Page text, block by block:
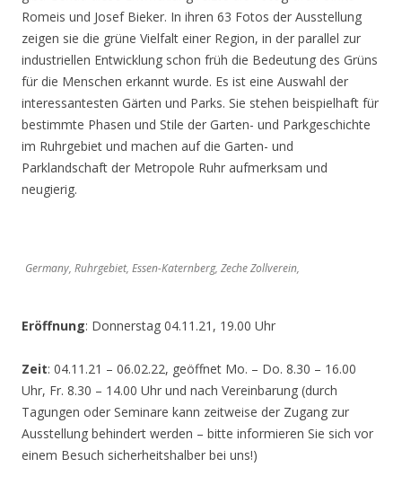
Romeis und Josef Bieker. In ihren 63 Fotos der Ausstellung
zeigen sie die grüne Vielfalt einer Region, in der parallel zur
industriellen Entwicklung schon früh die Bedeutung des Grüns
für die Menschen erkannt wurde. Es ist eine Auswahl der
interessantesten Gärten und Parks. Sie stehen beispielhaft für
bestimmte Phasen und Stile der Garten- und Parkgeschichte
im Ruhrgebiet und machen auf die Garten- und
Parklandschaft der Metropole Ruhr aufmerksam und
neugierig.
Germany, Ruhrgebiet, Essen-Katernberg, Zeche Zollverein,
Eröffnung: Donnerstag 04.11.21, 19.00 Uhr
Zeit: 04.11.21 – 06.02.22, geöffnet Mo. – Do. 8.30 – 16.00
Uhr, Fr. 8.30 – 14.00 Uhr und nach Vereinbarung (durch
Tagungen oder Seminare kann zeitweise der Zugang zur
Ausstellung behindert werden – bitte informieren Sie sich vor
einem Besuch sicherheitshalber bei uns!)